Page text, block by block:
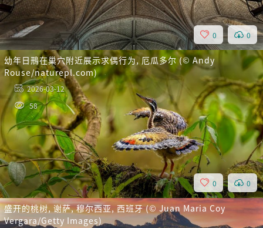
0 0
幼年日鳽在巢穴附近展示求偶行为, 厄瓜多尔 (© Andy
Rouse/naturepl.com)
2026-03-12
58
0 0
盛开的桃树, 谢萨, 穆尔西亚, 西班牙 (© Juan Maria Coy
Vergara/Getty Images)